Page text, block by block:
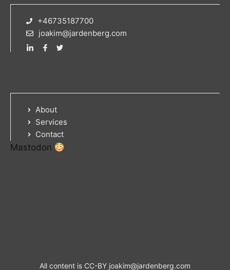
+46735187700
joakim@jardenberg.com
About
Services
Contact
Mastodon
All content is CC-BY joakim@jardenberg.com